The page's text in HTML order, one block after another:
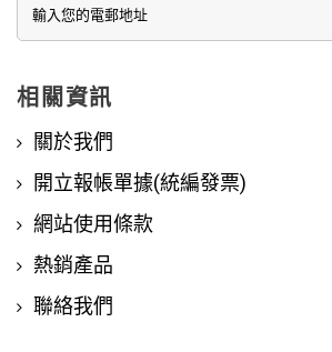
相關資訊
關於我們
開立報帳單據(統編發票)
網站使用條款
熱銷產品
聯絡我們